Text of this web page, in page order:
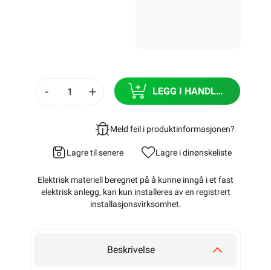
- + LEGG I HANDLEKURV
Meld feil i produktinformasjonen?
Lagre til senere Lagre i dinønskeliste
Elektrisk materiell beregnet på å kunne inngå i et fast
elektrisk anlegg, kan kun installeres av en registrert
installasjonsvirksomhet.
Beskrivelse